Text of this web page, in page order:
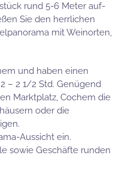
rund 5-6 Meter auf-
Sie den herrlichen
mit Weinorten,
und haben einen
– 2 1/2 Std. Genügend
Marktplatz, Cochem die
oder die
Aussicht ein.
sowie Geschäfte runden